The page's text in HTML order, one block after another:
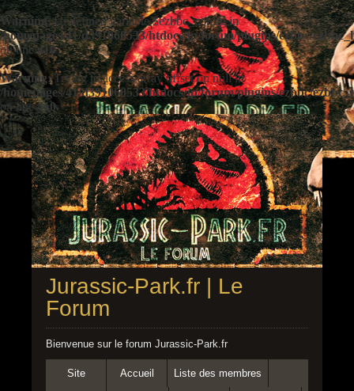
Warning: Undefined variable $ezbbc_config in
/homepages/41/d391060533/htdocs/jp/forum/plugins/ezbbc/
on line410
Warning: Trying to access array offset on null in
/homepages/41/d391060533/htdocs/jp/forum/plugins/ezbbc/
on line410
Jurassic-Park.fr | Le
Forum
Bienvenue sur le forum Jurassic-Park.fr
Site Accueil Liste des membres